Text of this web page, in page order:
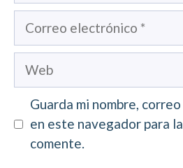
Correo
Web
Guarda mi nombre,
en este navegador para
comente.